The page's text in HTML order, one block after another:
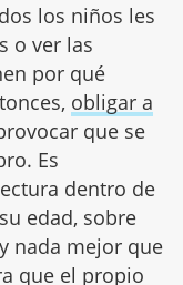
los niños les
o ver las
por qué
obligar a
que se
Es
dentro de
edad, sobre
nada mejor que
que el propio